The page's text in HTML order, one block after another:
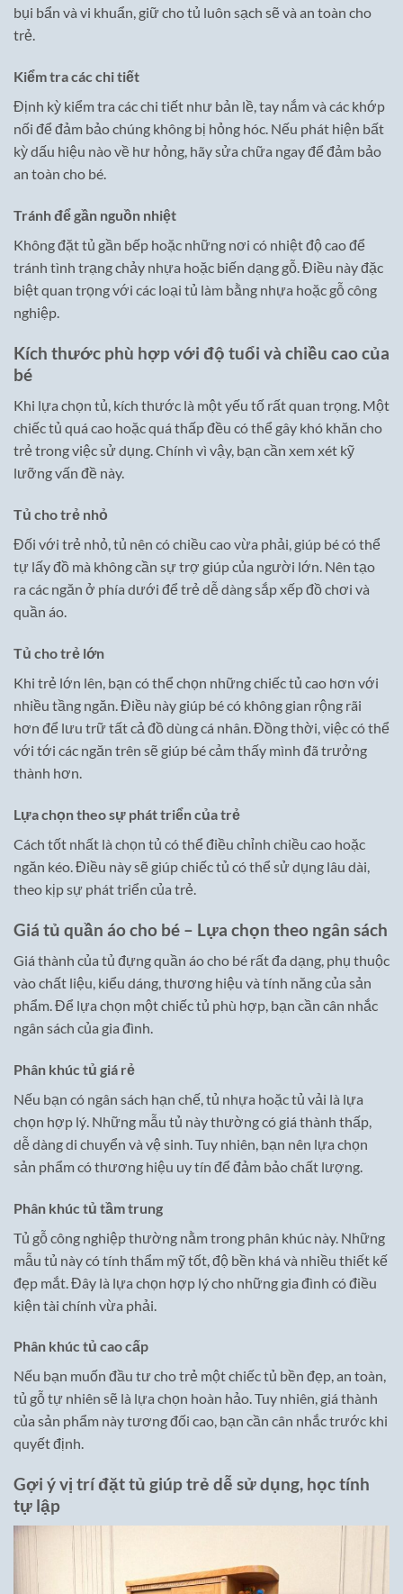
bụi bẩn và vi khuẩn, giữ cho tủ luôn sạch sẽ và an toàn cho
trẻ.
Kiểm tra các chi tiết
Định kỳ kiểm tra các chi tiết như bản lề, tay nắm và các khớp
nối để đảm bảo chúng không bị hỏng hóc. Nếu phát hiện bất
kỳ dấu hiệu nào về hư hỏng, hãy sửa chữa ngay để đảm bảo
an toàn cho bé.
Tránh để gần nguồn nhiệt
Không đặt tủ gần bếp hoặc những nơi có nhiệt độ cao để
tránh tình trạng chảy nhựa hoặc biến dạng gỗ. Điều này đặc
biệt quan trọng với các loại tủ làm bằng nhựa hoặc gỗ công
nghiệp.
Kích thước phù hợp với độ tuổi và chiều cao của
bé
Khi lựa chọn tủ, kích thước là một yếu tố rất quan trọng. Một
chiếc tủ quá cao hoặc quá thấp đều có thể gây khó khăn cho
trẻ trong việc sử dụng. Chính vì vậy, bạn cần xem xét kỹ
lưỡng vấn đề này.
Tủ cho trẻ nhỏ
Đối với trẻ nhỏ, tủ nên có chiều cao vừa phải, giúp bé có thể
tự lấy đồ mà không cần sự trợ giúp của người lớn. Nên tạo
ra các ngăn ở phía dưới để trẻ dễ dàng sắp xếp đồ chơi và
quần áo.
Tủ cho trẻ lớn
Khi trẻ lớn lên, bạn có thể chọn những chiếc tủ cao hơn với
nhiều tầng ngăn. Điều này giúp bé có không gian rộng rãi
hơn để lưu trữ tất cả đồ dùng cá nhân. Đồng thời, việc có thể
với tới các ngăn trên sẽ giúp bé cảm thấy mình đã trưởng
thành hơn.
Lựa chọn theo sự phát triển của trẻ
Cách tốt nhất là chọn tủ có thể điều chỉnh chiều cao hoặc
ngăn kéo. Điều này sẽ giúp chiếc tủ có thể sử dụng lâu dài,
theo kịp sự phát triển của trẻ.
Giá tủ quần áo cho bé – Lựa chọn theo ngân sách
Giá thành của tủ đựng quần áo cho bé rất đa dạng, phụ thuộc
vào chất liệu, kiểu dáng, thương hiệu và tính năng của sản
phẩm. Để lựa chọn một chiếc tủ phù hợp, bạn cần cân nhắc
ngân sách của gia đình.
Phân khúc tủ giá rẻ
Nếu bạn có ngân sách hạn chế, tủ nhựa hoặc tủ vải là lựa
chọn hợp lý. Những mẫu tủ này thường có giá thành thấp,
dễ dàng di chuyển và vệ sinh. Tuy nhiên, bạn nên lựa chọn
sản phẩm có thương hiệu uy tín để đảm bảo chất lượng.
Phân khúc tủ tầm trung
Tủ gỗ công nghiệp thường nằm trong phân khúc này. Những
mẫu tủ này có tính thẩm mỹ tốt, độ bền khá và nhiều thiết kế
đẹp mắt. Đây là lựa chọn hợp lý cho những gia đình có điều
kiện tài chính vừa phải.
Phân khúc tủ cao cấp
Nếu bạn muốn đầu tư cho trẻ một chiếc tủ bền đẹp, an toàn,
tủ gỗ tự nhiên sẽ là lựa chọn hoàn hảo. Tuy nhiên, giá thành
của sản phẩm này tương đối cao, bạn cần cân nhắc trước khi
quyết định.
Gợi ý vị trí đặt tủ giúp trẻ dễ sử dụng, học tính
tự lập